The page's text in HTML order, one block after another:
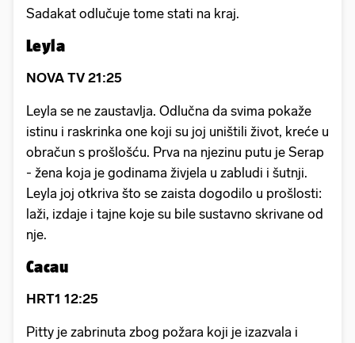
Sadakat odlučuje tome stati na kraj.
Leyla
NOVA TV 21:25
Leyla se ne zaustavlja. Odlučna da svima pokaže
istinu i raskrinka one koji su joj uništili život, kreće u
obračun s prošlošću. Prva na njezinu putu je Serap
- žena koja je godinama živjela u zabludi i šutnji.
Leyla joj otkriva što se zaista dogodilo u prošlosti:
laži, izdaje i tajne koje su bile sustavno skrivane od
nje.
Cacau
HRT1 12:25
Pitty je zabrinuta zbog požara koji je izazvala i